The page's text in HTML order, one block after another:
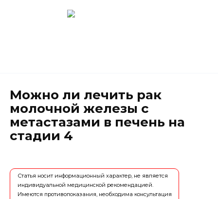
Можно ли лечить рак
молочной железы с
метастазами в печень на
стадии 4
Статья носит информационный характер, не является
индивидуальной медицинской рекомендацией.
Имеются противопоказания, необходима консультация